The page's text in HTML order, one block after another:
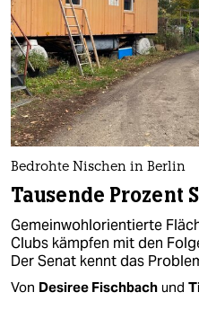
Bedrohte Nischen in Berlin
Tausende Prozent
Gemeinwohlorientierte
Clubs kämpfen mit den
Der Senat kennt das
Von Desiree Fischbach und